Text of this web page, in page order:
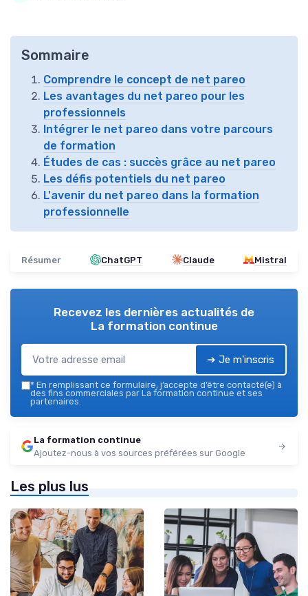
Sommaire
Comprendre le concept de net pareo
Les avantages du net pareo pour les
professionnels
Intégrer le net pareo dans votre parcours
de formation
Études de cas : succès grâce au net pareo
Les défis potentiels du net pareo
L'avenir du net pareo dans la formation
professionnelle
Résumer ChatGPT Claude Mistral
Recevez les dernières actualités de
La formation continue
➔ Je m'inscris
* En remplissant ce formulaire, j’accepte d’être contacté(e) à
des fins commerciales par La formation continue et ses
partenaires.
La formation continue
Ajoutez-nous à vos sources préférées sur Google
Les plus lus